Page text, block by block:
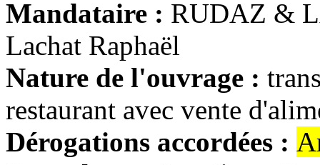
Mandataire : RUDAZ &
Lachat Raphaël
Nature de l'ouvrage :
restaurant avec vente
Dérogations accordées :